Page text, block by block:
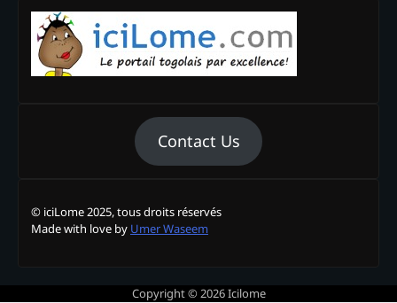
Contact Us
© iciLome 2025, tous droits réservés
Made with love by Umer Waseem
Copyright © 2026Icilome